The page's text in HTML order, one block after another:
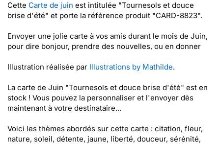
Cette Carte de juin est intitulée "Tournesols et douce
brise d'été" et porte la référence produit "CARD-8823".
Envoyer une jolie carte à vos amis durant le mois de Juin,
pour dire bonjour, prendre des nouvelles, ou en donner
Illustration réalisée par Illustrations by Mathilde.
La carte de Juin "Tournesols et douce brise d'été" est en
stock ! Vous pouvez la personnaliser et l'envoyer dès
maintenant à votre destinataire...
Voici les thèmes abordés sur cette carte : citation, fleur,
nature, soleil, détente, jaune, liberté, douceur, sérénité,